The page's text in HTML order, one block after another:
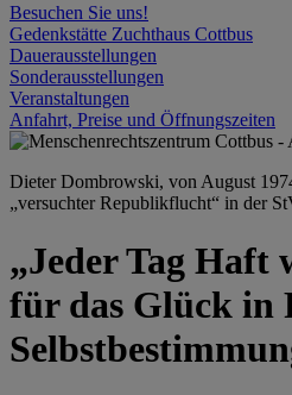
Besuchen Sie uns!
Gedenkstätte Zuchthaus Cottbus
Dauerausstellungen
Sonderausstellungen
Veranstaltungen
Anfahrt, Preise und Öffnungszeiten
Dieter Dombrowski, von August
„versuchter Republikflucht“ in der
„Jeder Tag Haft
für das Glück in